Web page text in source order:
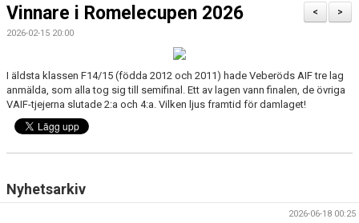
FÖRENINGEN
SPONSORER
EVENEMANG
>
<
Vinnare i Romelecupen 2026
2026-02-15 20:00
I äldsta klassen F14/15 (födda 2012 och 2011) hade Veberöds AIF tre lag
anmälda, som alla tog sig till semifinal. Ett av lagen vann finalen, de övriga
VAIF-tjejerna slutade 2:a och 4:a. Vilken ljus framtid för damlaget!
Nyhetsarkiv
2026-06-18 00:25